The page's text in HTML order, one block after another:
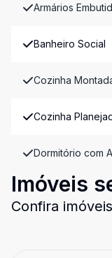
Armários
Banheiro Social
Cozinha
Cozinha
Dormitório com
Imóveis
Confira